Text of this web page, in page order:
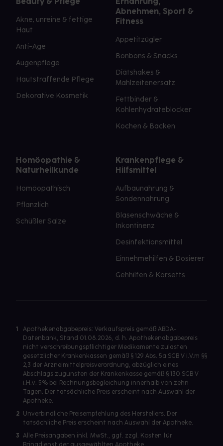
Akne, unreine & fettige
Haut
Anti-Age
Augenpflege
Hautstraffende Pflege
Dekorative Kosmetik
Abnehmen, Sport &
Fitness
Appetitzügler
Bonbons & Snacks
Diätshakes &
Mahlzeitenersatz
Fettbinder &
Kohlenhydrateblocker
Kochen & Backen
Homöopathie &
Naturheilkunde
Homöopathisch
Pflanzlich
Schüßler Salze
Krankenpflege &
Hilfsmittel
Aufbaunahrung &
Sondennahrung
Blasenschwäche &
Inkontinenz
Desinfektionsmittel
Einnehmehilfen & Dosierer
Gehhilfen & Korsetts
1
Apothekenabgabepreis: Verkaufspreis gemäß ABDA-
Datenbank, Stand 01.08.2026, d. h. Apothekenabgabepreis
nicht verschreibungspflichtiger Medikamente zulasten
gesetzlicher Krankenkassen gemäß § 129 Abs. 5a SGB V i.V.m §§
2,3 der Arzneimittelpreisverordnung, abzüglich eines
Abschlags zugunsten der Krankenkasse gemäß § 130 SGB V
i.H.v. 5% bei Rechnungsbegleichung innerhalb von zehn
Tagen. Der tatsächliche Preis erscheint nach Auswahl der
Apotheke.
2 Unverbindliche Preisempfehlung des Herstellers. Der
tatsächliche Preis erscheint nach Auswahl der Apotheke.
3 Alle Preisangaben inkl. MwSt., ggf. zzgl. Kosten für